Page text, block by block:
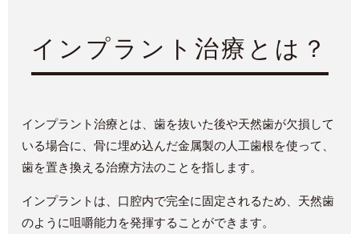
インプラント治療とは？
インプラント治療とは、歯を抜いた後や天然歯が欠損して
いる場合に、骨に埋め込んだ金属製の人工歯根を使って、
歯を置き換える治療方法のことを指します。
インプラントは、口腔内で完全に固定されるため、天然歯
のように咀嚼能力を発揮することができます。